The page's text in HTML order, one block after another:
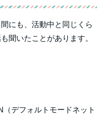
にも、活動中と同じくら
聞いたことがあります。
デフォルトモードネット